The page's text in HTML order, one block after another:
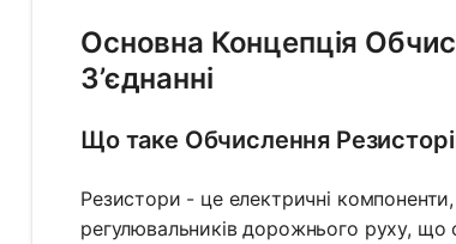
Основна Концепція
З’єднанні
Що таке Обчислення
Резистори - це електричні
регулювальників дорожнього руху, що